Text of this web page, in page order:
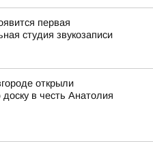
первая
студия звукозаписи
открыли
в честь Анатолия